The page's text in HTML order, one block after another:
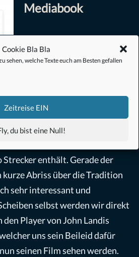
Cookie Bla Bla
sehen, welche Texte euch am Besten gefallen
Zeitreise EIN
du bist eine Null!
Mediabook
AlsBonusmaterial
bekommt man unter
(zweisprachigen!)Buchteil
inmitten des Mediabooks,
welcher Texte von
Strecker enthält. Gerade der
Abriss über die Tradition
sehr interessant und
selbst werden wir direkt
den Player von John Landis
uns sein Beileid dafür
seinen Film sehen werden.